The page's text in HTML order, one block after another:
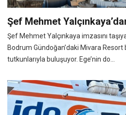
Şef Mehmet
Şef Mehmet Yalçınkaya imzasını
Bodrum Gündoğan’daki Mivara
tutkunlarıyla buluşuyor. Ege’nin do...